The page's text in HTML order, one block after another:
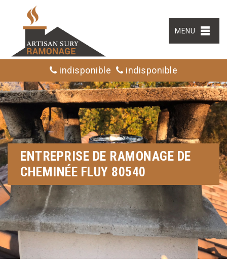
MENU
indisponible indisponible
ENTREPRISE DE RAMONAGE DE
CHEMINÉE FLUY 80540